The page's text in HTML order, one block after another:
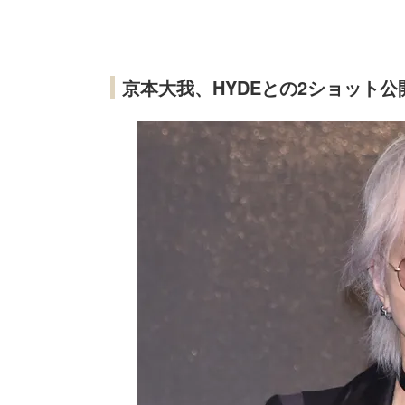
京本大我、HYDEとの2ショット公